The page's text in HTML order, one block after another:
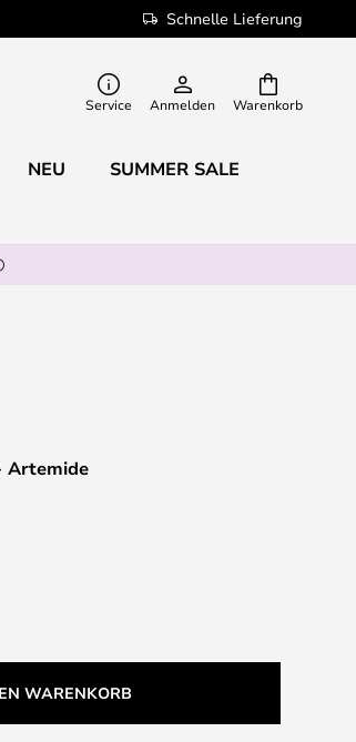
Schnelle Lieferung
Warenkorb
Service Anmelden
NEU SUMMER SALE
Artemide
WARENKORB